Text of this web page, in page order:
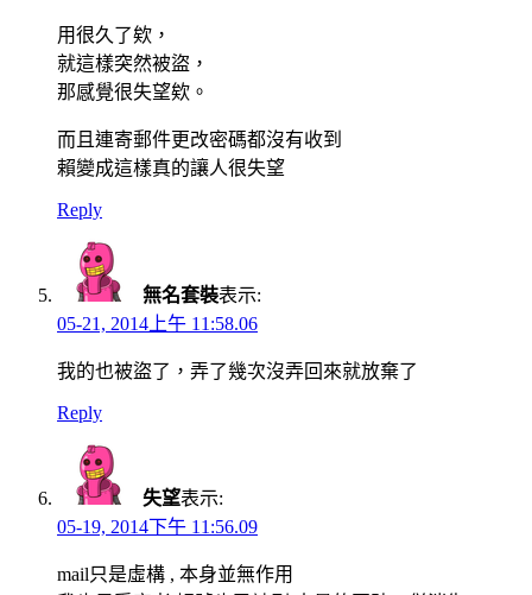
用很久了欸，
就這樣突然被盜，
那感覺很失望欸。
而且連寄郵件更改密碼都沒有收到
賴變成這樣真的讓人很失望
Reply
無名套裝表示:
05-21, 2014上午 11:58.06
我的也被盜了，弄了幾次沒弄回來就放棄了
Reply
失望表示:
05-19, 2014下午 11:56.09
mail只是虛構 , 本身並無作用